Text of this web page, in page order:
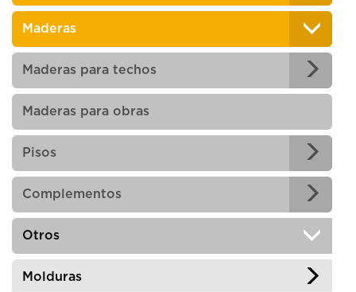
Maderas
Maderas para techos
Maderas para obras
Pisos
Complementos
Otros
Molduras